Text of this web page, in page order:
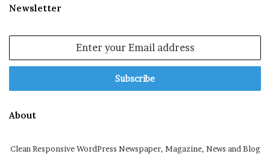
Newsletter
Email
About
Clean Responsive WordPress Newspaper, Magazine, News and Blog